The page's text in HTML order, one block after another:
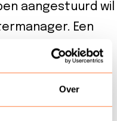
Over
aangestuurd wil
Een
de kwaliteit van
en mijn kennis